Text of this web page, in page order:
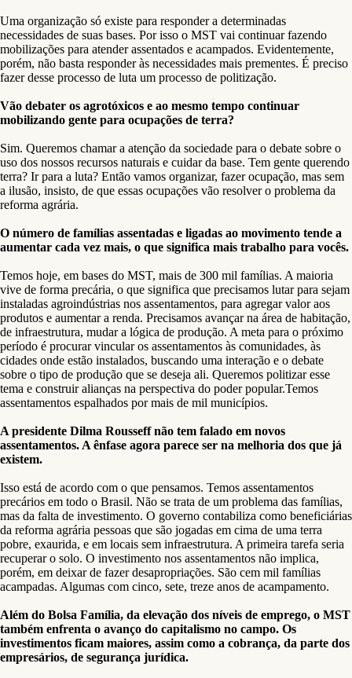
Uma organização só existe para responder a determinadas
necessidades de suas bases. Por isso o MST vai continuar fazendo
mobilizações para atender assentados e acampados. Evidentemente,
porém, não basta responder às necessidades mais prementes. É preciso
fazer desse processo de luta um processo de politização.
Vão debater os agrotóxicos e ao mesmo tempo continuar
mobilizando gente para ocupações de terra?
Sim. Queremos chamar a atenção da sociedade para o debate sobre o
uso dos nossos recursos naturais e cuidar da base. Tem gente querendo
terra? Ir para a luta? Então vamos organizar, fazer ocupação, mas sem
a ilusão, insisto, de que essas ocupações vão resolver o problema da
reforma agrária.
O número de famílias assentadas e ligadas ao movimento tende a
aumentar cada vez mais, o que significa mais trabalho para vocês.
Temos hoje, em bases do MST, mais de 300 mil famílias. A maioria
vive de forma precária, o que significa que precisamos lutar para sejam
instaladas agroindústrias nos assentamentos, para agregar valor aos
produtos e aumentar a renda. Precisamos avançar na área de habitação,
de infraestrutura, mudar a lógica de produção. A meta para o próximo
período é procurar vincular os assentamentos às comunidades, às
cidades onde estão instalados, buscando uma interação e o debate
sobre o tipo de produção que se deseja ali. Queremos politizar esse
tema e construir alianças na perspectiva do poder popular.Temos
assentamentos espalhados por mais de mil municípios.
A presidente Dilma Rousseff não tem falado em novos
assentamentos. A ênfase agora parece ser na melhoria dos que já
existem.
Isso está de acordo com o que pensamos. Temos assentamentos
precários em todo o Brasil. Não se trata de um problema das famílias,
mas da falta de investimento. O governo contabiliza como beneficiárias
da reforma agrária pessoas que são jogadas em cima de uma terra
pobre, exaurida, e em locais sem infraestrutura. A primeira tarefa seria
recuperar o solo. O investimento nos assentamentos não implica,
porém, em deixar de fazer desapropriações. São cem mil famílias
acampadas. Algumas com cinco, sete, treze anos de acampamento.
Além do Bolsa Família, da elevação dos níveis de emprego, o MST
também enfrenta o avanço do capitalismo no campo. Os
investimentos ficam maiores, assim como a cobrança, da parte dos
empresários, de segurança jurídica.